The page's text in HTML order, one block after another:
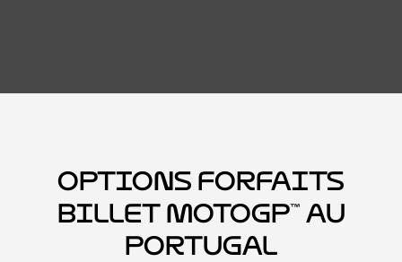
Options forfaits
billet MotoGP™ au
Portugal